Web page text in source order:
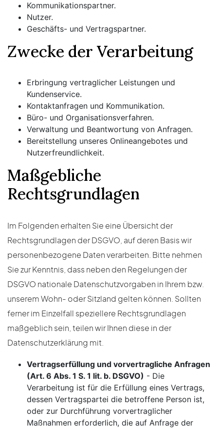
Kommunikationspartner.
Nutzer.
Geschäfts- und Vertragspartner.
Zwecke der Verarbeitung
Erbringung vertraglicher Leistungen und
Kundenservice.
Kontaktanfragen und Kommunikation.
Büro- und Organisationsverfahren.
Verwaltung und Beantwortung von Anfragen.
Bereitstellung unseres Onlineangebotes und
Nutzerfreundlichkeit.
Maßgebliche
Rechtsgrundlagen
Im Folgenden erhalten Sie eine Übersicht der
Rechtsgrundlagen der DSGVO, auf deren Basis wir
personenbezogene Daten verarbeiten. Bitte nehmen
Sie zur Kenntnis, dass neben den Regelungen der
DSGVO nationale Datenschutzvorgaben in Ihrem bzw.
unserem Wohn- oder Sitzland gelten können. Sollten
ferner im Einzelfall speziellere Rechtsgrundlagen
maßgeblich sein, teilen wir Ihnen diese in der
Datenschutzerklärung mit.
Vertragserfüllung und vorvertragliche Anfragen
(Art. 6 Abs. 1 S. 1 lit. b. DSGVO) - Die
Verarbeitung ist für die Erfüllung eines Vertrags,
dessen Vertragspartei die betroffene Person ist,
oder zur Durchführung vorvertraglicher
Maßnahmen erforderlich, die auf Anfrage der